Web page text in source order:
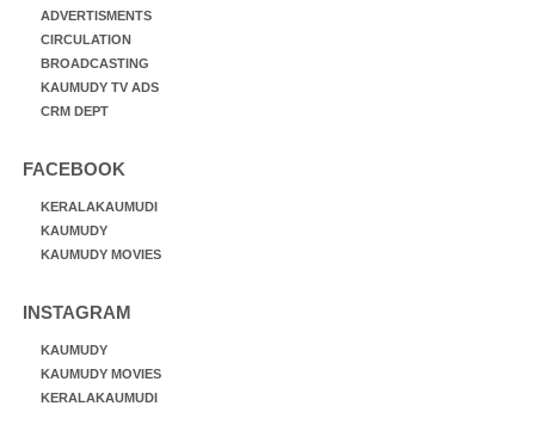
ADVERTISMENTS
CIRCULATION
BROADCASTING
KAUMUDY TV ADS
CRM DEPT
FACEBOOK
KERALAKAUMUDI
KAUMUDY
KAUMUDY MOVIES
INSTAGRAM
KAUMUDY
KAUMUDY MOVIES
KERALAKAUMUDI